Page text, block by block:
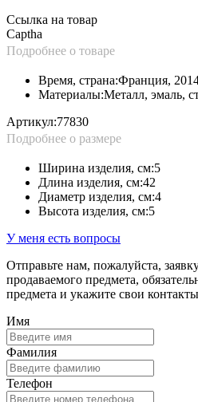
Ссылка на товар
Captha
Подробнее о товаре
Материалы:Металл, эмаль,
Время, страна:Франция,
Артикул:77830
Подробнее о размере
Высота изделия, см:5
Диаметр изделия, см:4
Длина изделия, см:42
Ширина изделия, см:5
У меня есть вопросы
Отправьте нам, пожалуйста,
продаваемого предмета,
предмета и укажите свои
Имя
Фамилия
Телефон